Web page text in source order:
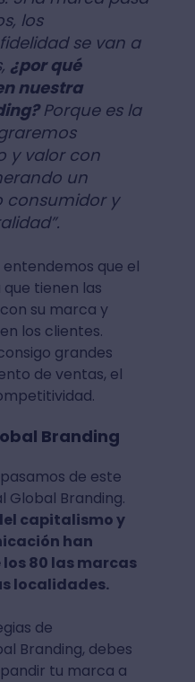
los
se van a
¿por qué
nuestra
Porque es la
y valor con
un
consumidor y
que el
tienen las
su marca y
los clientes.
grandes
de ventas, el
Branding
de este
Branding.
capitalismo y
han
80 las marcas
localidades.
de
Branding, debes
tu marca a